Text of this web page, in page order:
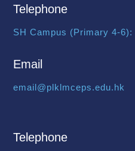
Telephone
SH Campus (Primary 4-6):
Email
email@plklmceps.edu.hk
Telephone